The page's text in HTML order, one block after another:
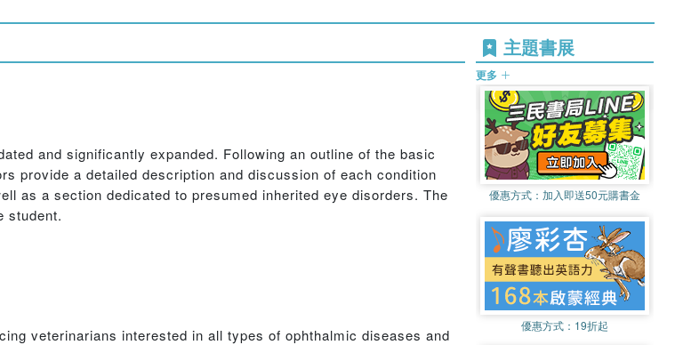
and significantly expanded. Following an outline of the basic
provide a detailed description and discussion of each condition
as a section dedicated to presumed inherited eye disorders. The
student.
veterinarians interested in all types of ophthalmic diseases and
主題書展
更多
優惠方式： 加入即送50元購書金
優惠方式： 19折起